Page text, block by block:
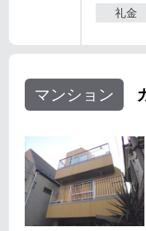
礼金
マンション